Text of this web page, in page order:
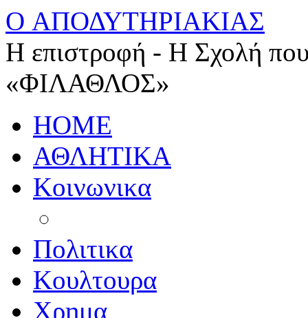
O ΑΠΟΔΥΤΗΡΙΑΚΙΑΣ
Η επιστροφή - Η Σχολή
«ΦΙΛΑΘΛΟΣ»
HOME
ΑΘΛΗΤΙΚΑ
Κοινωνικα
Πολιτικα
Κουλτουρα
Χρημα